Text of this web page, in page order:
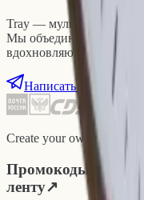
Tray — мультибрендовый
Мы объединяем
вдохновляют на новые
Написать нам
Create your own reality ©
Промокоды,
ленту↗